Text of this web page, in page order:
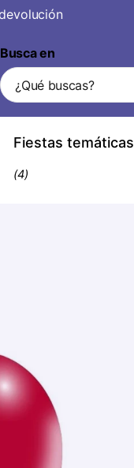
Busca en
Fiestas temáticas
(4)